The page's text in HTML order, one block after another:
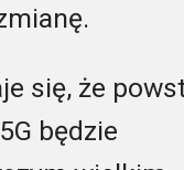
się, że
będzie